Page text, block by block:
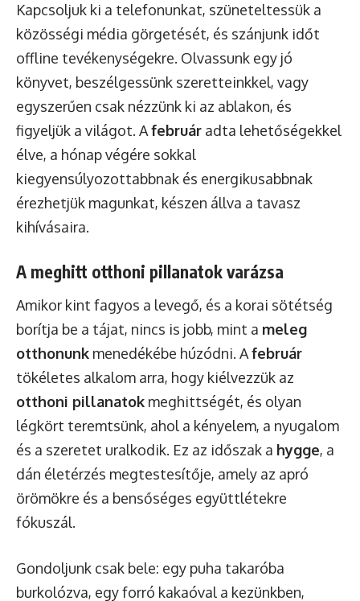
Kapcsoljuk ki a telefonunkat, szüneteltessük a
közösségi média görgetését, és szánjunk időt
offline tevékenységekre. Olvassunk egy jó
könyvet, beszélgessünk szeretteinkkel, vagy
egyszerűen csak nézzünk ki az ablakon, és
figyeljük a világot. Afebruár adta lehetőségekkel
élve, a hónap végére sokkal
kiegyensúlyozottabbnak és energikusabbnak
érezhetjük magunkat, készen állva a tavasz
kihívásaira.
A meghitt otthoni pillanatok varázsa
Amikor kint fagyos a levegő, és a korai sötétség
borítja be a tájat, nincs is jobb, mint a meleg
otthonunk menedékébe húzódni. Afebruár
tökéletes alkalom arra, hogy kiélvezzük az
otthoni pillanatok meghittségét, és olyan
légkört teremtsünk, ahol a kényelem, a nyugalom
és a szeretet uralkodik. Ez az időszak a hygge, a
dán életérzés megtestesítője, amely az apró
örömökre és a bensőséges együttlétekre
fókuszál.
Gondoljunk csak bele: egy puha takaróba
burkolózva, egy forró kakaóval a kezünkben,